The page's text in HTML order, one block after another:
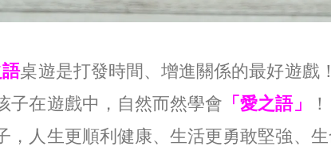
桌遊是打發時間、增進關係的最好遊戲
子在遊戲中，自然而然學會 「愛之語」
！
，人生更順利健康、生活更勇敢堅強、